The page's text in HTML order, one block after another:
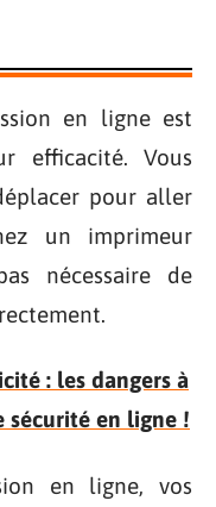
en ligne est
efficacité. Vous
pour aller
un imprimeur
nécessaire de
: les dangers à
en ligne !
en ligne, vos